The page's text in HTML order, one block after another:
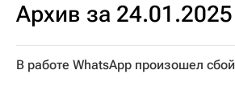
Архив за 24.01.2025
В работе WhatsApp произошел сбой